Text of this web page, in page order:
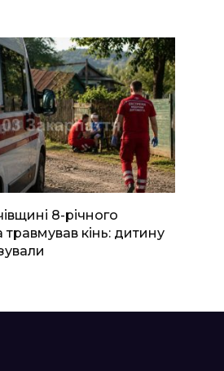
8-річного
травмував кінь: дитину